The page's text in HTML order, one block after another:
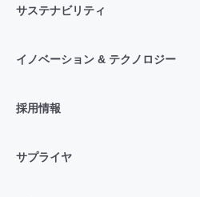
サステナビリティ
イノベーション & テクノロジー
採用情報
サプライヤ